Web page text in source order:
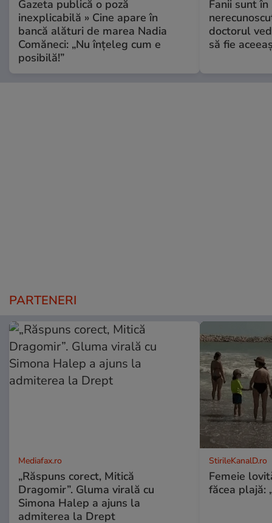
Gazeta publică o poză
inexplicabilă » Cine apare în
bancă alături de marea Nadia
Comăneci: „Nu înțeleg cum e
posibilă!”
Fanii sunt în
doctorul
să fie
PARTENERI
Mediafax.ro
„Răspuns corect, Mitică
Dragomir”. Gluma virală cu
Simona Halep a ajuns la
admiterea la Drept
StirileKanalD.ro
Femeie
făcea plajă: